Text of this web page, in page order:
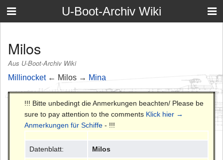
U-Boot-Archiv Wiki
Milos
Aus U-Boot-Archiv Wiki
Millinocket← Milos → Mina
!!! Bitte unbedingt die Anmerkungen beachten/ Please be
sure to pay attention to the comments Klick hier →
Anmerkungen für Schiffe - !!!
Datenblatt: Milos